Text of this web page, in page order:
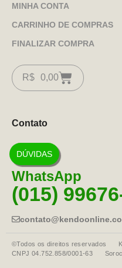
MINHA CONTA
CARRINHO DE COMPRAS
FINALIZAR COMPRA
R$ 0,00
Contato
DÚVIDAS
WhatsApp
(015)
©Todos os direitos reservados
CNPJ 04.752.858/0001-63